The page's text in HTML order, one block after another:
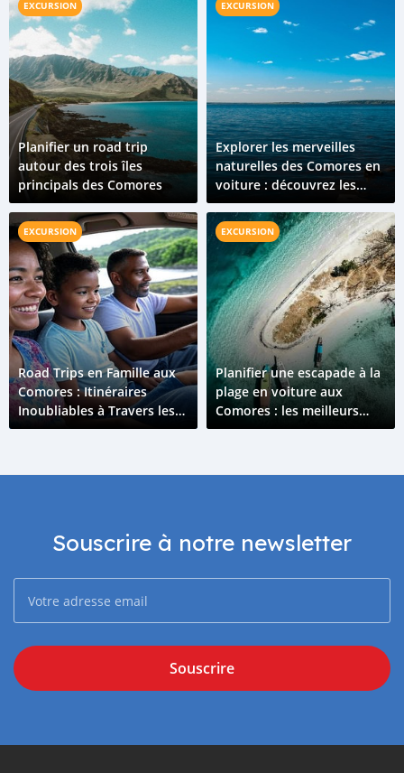
EXCURSION
Planifier un road trip
autour des trois îles
principals des Comores
EXCURSION
Explorer les merveilles
naturelles des Comores en
voiture : découvrez les
sources chaudes du Lac
Salé
EXCURSION
Road Trips en Famille aux
Comores : Itinéraires
Inoubliables à Travers les
Îles
EXCURSION
Planifier une escapade à la
plage en voiture aux
Comores : les meilleurs
endroits à visiter
Souscrire à notre newsletter
Souscrire